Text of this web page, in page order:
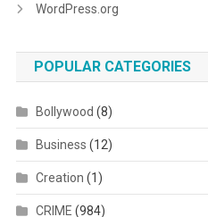
WordPress.org
POPULAR CATEGORIES
Bollywood (8)
Business (12)
Creation (1)
CRIME (984)